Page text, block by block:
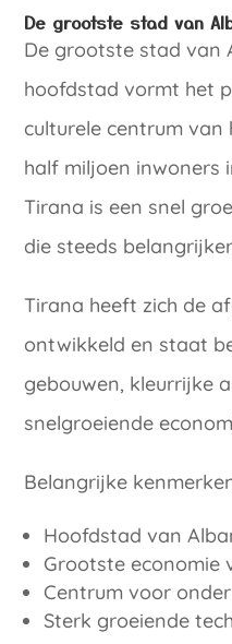
De grootste stad van
De grootste stad van
hoofdstad vormt het
culturele centrum
half miljoen inwoners
Tirana is een snel
die steeds
Tirana heeft zich de
ontwikkeld en staat
gebouwen, kleurrijke
snelgroeiende
Belangrijke
Hoofdstad van
Grootste economie
Centrum voor
Sterk groeiende